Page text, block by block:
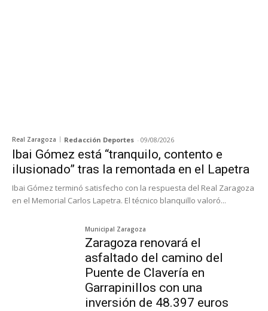
Real Zaragoza Redacción Deportes - 09/08/2026
Ibai Gómez está “tranquilo, contento e
ilusionado” tras la remontada en el Lapetra
Ibai Gómez terminó satisfecho con la respuesta del Real Zaragoza
en el Memorial Carlos Lapetra. El técnico blanquillo valoró...
Municipal Zaragoza
Zaragoza renovará el
asfaltado del camino del
Puente de Clavería en
Garrapinillos con una
inversión de 48.397 euros